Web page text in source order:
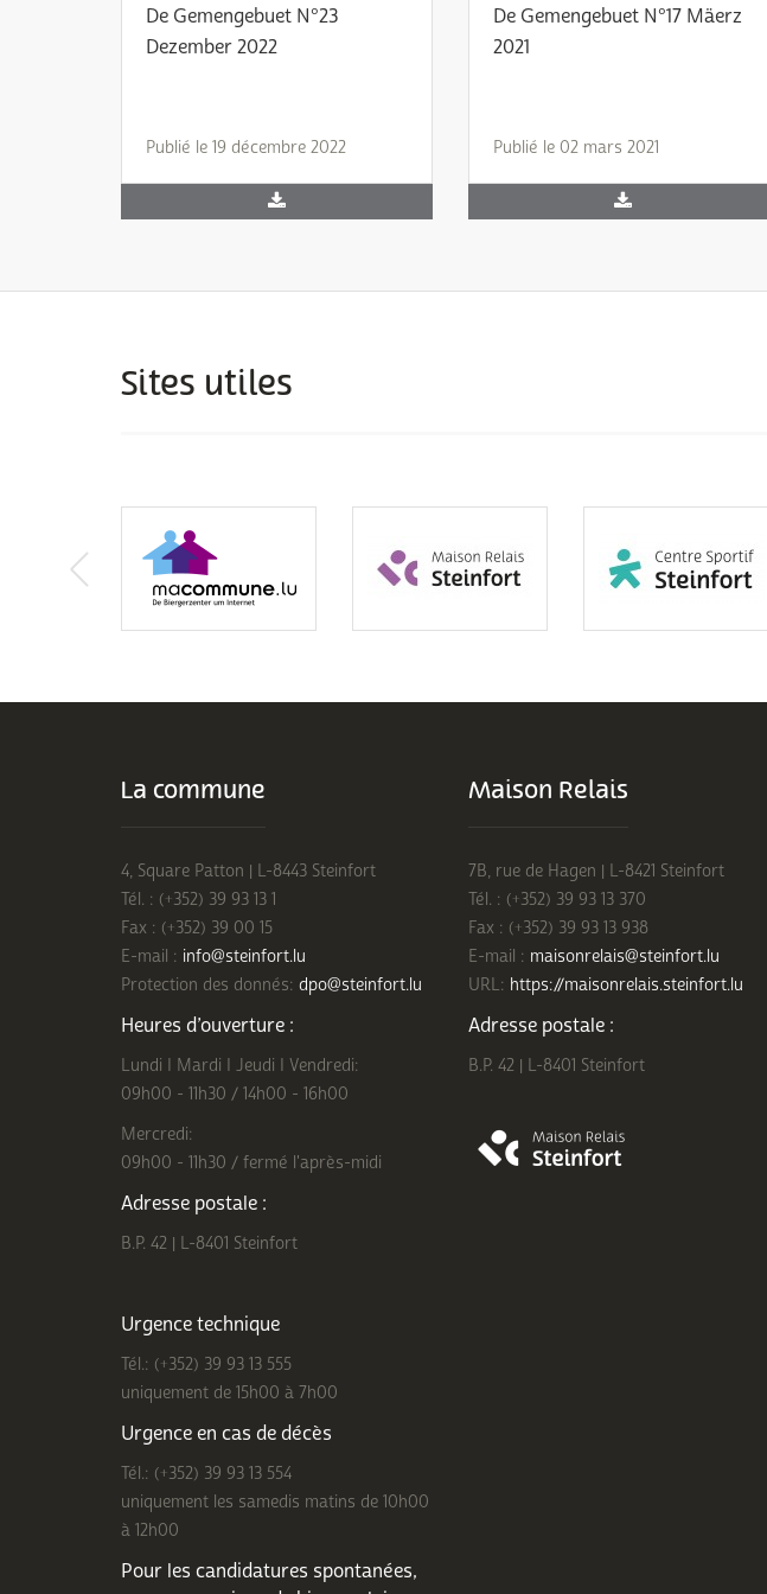
De Gemengebuet N°23
Dezember 2022
Publié le 19 décembre 2022
De Gemengebuet N°17 Mäerz
2021
Publié le 02 mars 2021
Sites utiles
La commune
4, Square Patton | L-8443 Steinfort
Tél. : (+352) 39 93 13 1
Fax : (+352) 39 00 15
E-mail : info@steinfort.lu
Protection des donnés: dpo@steinfort.lu
Heures d’ouverture :
Lundi I Mardi I Jeudi I Vendredi:
09h00 - 11h30 / 14h00 - 16h00
Mercredi:
09h00 - 11h30 / fermé l'après-midi
Adresse postale :
B.P. 42 | L-8401 Steinfort
Urgence technique
Tél.: (+352) 39 93 13 555
uniquement de 15h00 à 7h00
Urgence en cas de décès
Tél.: (+352) 39 93 13 554
uniquement les samedis matins de 10h00
à 12h00
Pour les candidatures spontanées,
Maison Relais
7B, rue de Hagen | L-8421 Steinfort
Tél. : (+352) 39 93 13 370
Fax : (+352) 39 93 13 938
E-mail : maisonrelais@steinfort.lu
URL: https://maisonrelais.steinfort.lu
Adresse postale :
B.P. 42 | L-8401 Steinfort